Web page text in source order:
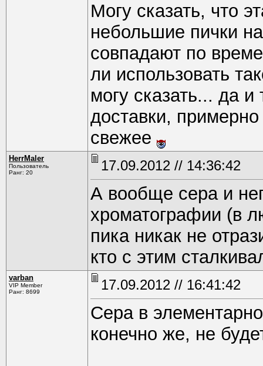
Могу сказать, что
небольшие пички
совпадают по
ли использовать
могу сказать... да и
доставки,
свежее
HerrMaler
Пользователь
Ранг: 20
17.09.2012 // 14:36:42
А вообще сера и
хроматографии (в
пика никак не
кто с этим
varban
VIP Member
Ранг: 8699
17.09.2012 // 16:41:42
Сера в
конечно же, не